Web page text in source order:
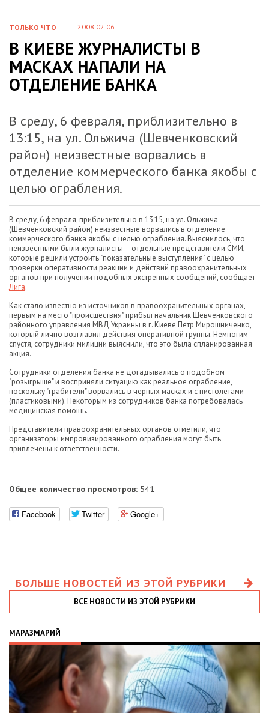
ТОЛЬКО ЧТО 2008.02.06
В КИЕВЕ ЖУРНАЛИСТЫ В
МАСКАХ НАПАЛИ НА
ОТДЕЛЕНИЕ БАНКА
В среду, 6 февраля, приблизительно в
13:15, на ул. Ольжича (Шевченковский
район) неизвестные ворвались в
отделение коммерческого банка якобы с
целью ограбления.
В среду, 6 февраля, приблизительно в 13:15, на ул. Ольжича
(Шевченковский район) неизвестные ворвались в отделение
коммерческого банка якобы с целью ограбления. Выяснилось, что
неизвестными были журналисты – отдельные представители СМИ,
которые решили устроить "показательные выступления" с целью
проверки оперативности реакции и действий правоохранительных
органов при получении подобных экстренных сообщений, сообщает
Лига.
Как стало известно из источников в правоохранительных органах,
первым на место "происшествия" прибыл начальник Шевченковского
районного управления МВД Украины в г. Киеве Петр Мирошниченко,
который лично возглавил действия оперативной группы. Немногим
спустя, сотрудники милиции выяснили, что это была спланированная
акция.
Сотрудники отделения банка не догадывались о подобном
"розыгрыше" и восприняли ситуацию как реальное ограбление,
поскольку "грабители" ворвались в черных масках и с пистолетами
(пластиковыми). Некоторым из сотрудников банка потребовалась
медицинская помощь.
Представители правоохранительных органов отметили, что
организаторы импровизированного ограбления могут быть
привлечены к ответственности.
Общее количество просмотров: 541
Facebook Twitter Google+
БОЛЬШЕ НОВОСТЕЙ ИЗ ЭТОЙ РУБРИКИ
ВСЕ НОВОСТИ ИЗ ЭТОЙ РУБРИКИ
МАРАЗМАРИЙ